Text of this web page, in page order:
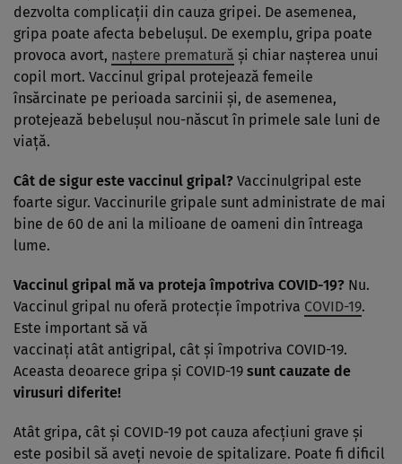
dezvolta complicaţii din cauza gripei. De asemenea,
gripa poate afecta bebeluşul. De exemplu, gripa poate
provoca avort, naştere prematură şi chiar naşterea unui
copil mort. Vaccinul gripal protejează femeile
însărcinate pe perioada sarcinii şi, de asemenea,
protejează bebeluşul nou-născut în primele sale luni de
viaţă.
Cât de sigur este vaccinul gripal? Vaccinulgripal este
foarte sigur. Vaccinurile gripale sunt administrate de mai
bine de 60 de ani la milioane de oameni din întreaga
lume.
Vaccinul gripal mă va proteja împotriva COVID-19? Nu.
Vaccinul gripal nu oferă protecţie împotriva COVID-19.
Este important să vă
vaccinaţi atât antigripal, cât şi împotriva COVID-19.
Aceasta deoarece gripa şi COVID-19 sunt cauzate de
virusuri diferite!
Atât gripa, cât şi COVID-19 pot cauza afecţiuni grave și
este posibil să aveţi nevoie de spitalizare. Poate fi dificil